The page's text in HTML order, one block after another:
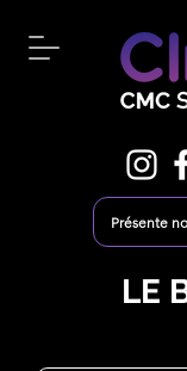
Présente
LE